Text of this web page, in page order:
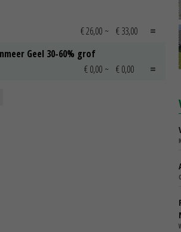
€ 26,00 ~ € 33,00
Geel 30-60% grof
€ 0,00 ~ € 0,00